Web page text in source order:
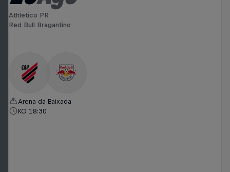
Athletico PR
Red Bull Bragantino
Arena da Baixada
KO 18:30